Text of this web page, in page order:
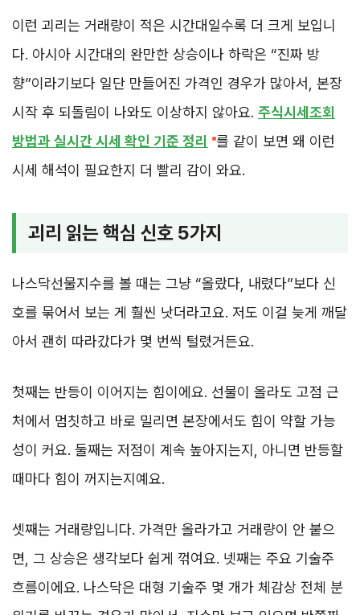
이런 괴리는 거래량이 적은 시간대일수록 더 크게 보입니
다. 아시아 시간대의 완만한 상승이나 하락은 “진짜 방
향”이라기보다 일단 만들어진 가격인 경우가 많아서, 본장
시작 후 되돌림이 나와도 이상하지 않아요. 주식시세조회
방법과 실시간 시세 확인 기준 정리
를 같이 보면 왜 이런
시세 해석이 필요한지 더 빨리 감이 와요.
괴리 읽는 핵심 신호 5가지
나스닥선물지수를 볼 때는 그냥 “올랐다, 내렸다”보다 신
호를 묶어서 보는 게 훨씬 낫더라고요. 저도 이걸 늦게 깨달
아서 괜히 따라갔다가 몇 번씩 털렸거든요.
첫째는 반등이 이어지는 힘이에요. 선물이 올라도 고점 근
처에서 멈칫하고 바로 밀리면 본장에서도 힘이 약할 가능
성이 커요. 둘째는 저점이 계속 높아지는지, 아니면 반등할
때마다 힘이 꺼지는지예요.
셋째는 거래량입니다. 가격만 올라가고 거래량이 안 붙으
면, 그 상승은 생각보다 쉽게 꺾여요. 넷째는 주요 기술주
흐름이에요. 나스닥은 대형 기술주 몇 개가 체감상 전체 분